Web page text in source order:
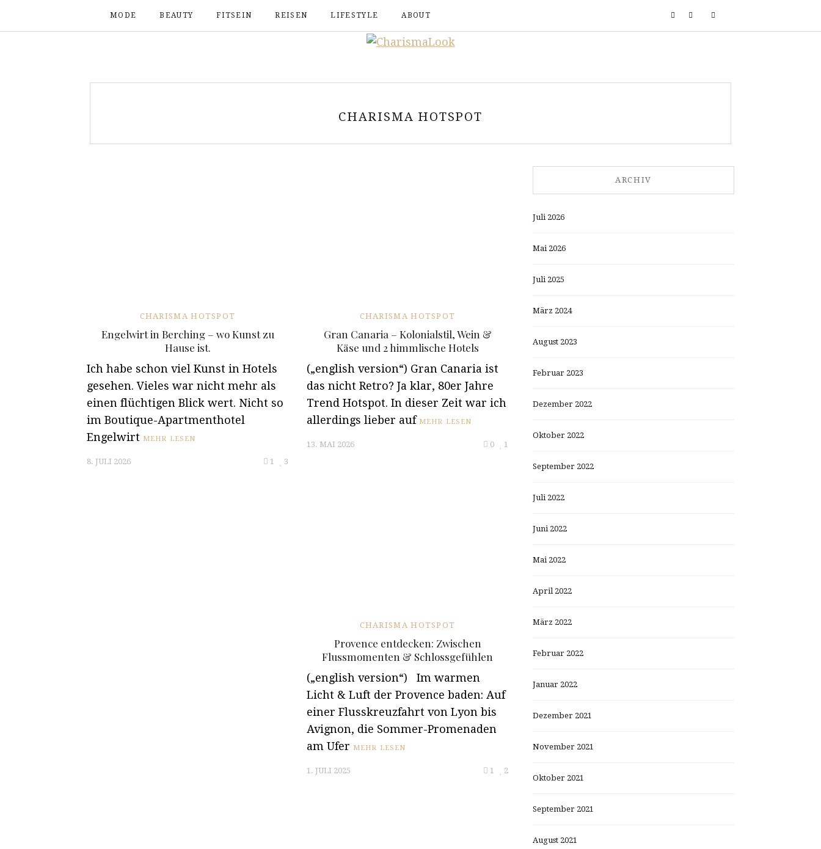
MODE BEAUTY FITSEIN REISEN LIFESTYLE ABOUT
CHARISMA HOTSPOT
CHARISMA HOTSPOT
Engelwirt in Berching – wo Kunst zu
Hause ist.
Ich habe schon viel Kunst in Hotels
gesehen. Vieles war nicht mehr als
einen flüchtigen Blick wert. Nicht so
im Boutique-Apartmenthotel
Engelwirt MEHR LESEN
8. JULI 2026 1 3
CHARISMA HOTSPOT
Gran Canaria – Kolonialstil, Wein &
Käse und 2 himmlische Hotels
(„english version“) Gran Canaria ist
das nicht Retro? Ja klar, 80er Jahre
Trend Hotspot. In dieser Zeit war ich
allerdings lieber auf MEHR LESEN
13. MAI 2026 0 1
CHARISMA HOTSPOT
Provence entdecken: Zwischen
Flussmomenten & Schlossgefühlen
(„english version“) Im warmen
Licht & Luft der Provence baden: Auf
einer Flusskreuzfahrt von Lyon bis
Avignon, die Sommer-Promenaden
am Ufer MEHR LESEN
1. JULI 2025 1 2
ARCHIV
Juli 2026
Mai 2026
Juli 2025
März 2024
August 2023
Februar 2023
Dezember 2022
Oktober 2022
September 2022
Juli 2022
Juni 2022
Mai 2022
April 2022
März 2022
Februar 2022
Januar 2022
Dezember 2021
November 2021
Oktober 2021
September 2021
August 2021